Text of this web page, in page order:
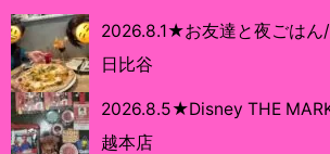
2026.8.1★お友達と夜ごはん
日比谷
2026.8.5★Disney THE
越本店